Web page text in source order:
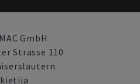
GmbH
Strasse 110